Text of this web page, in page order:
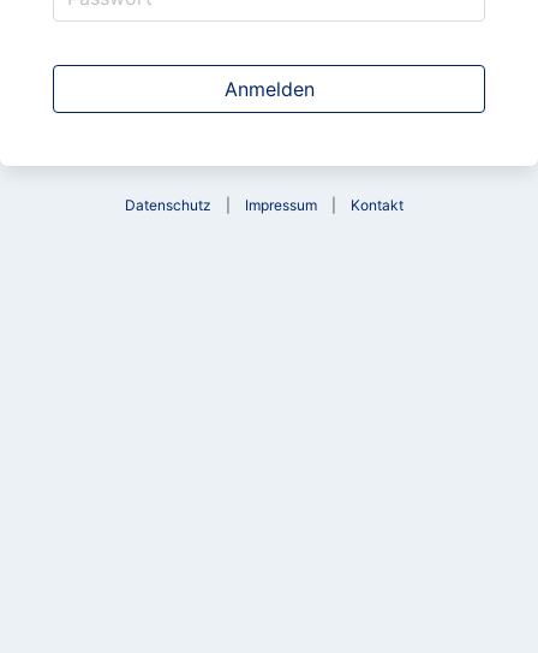
Datenschutz Impressum Kontakt